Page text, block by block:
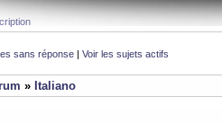
sans réponse | Voir les sujets actifs
» Italiano